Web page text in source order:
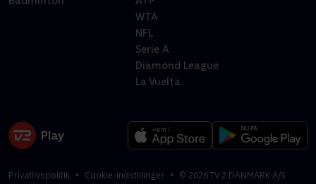
WTA
NFL
Serie A
Diamond League
La Vuelta
Privatlivspolitik Cookie-indstillinger © 2026TV 2 DANMARK A/S